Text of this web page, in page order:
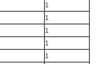
1
1
1
1
1